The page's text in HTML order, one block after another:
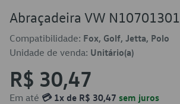
Abraçadeira VW N10701301
Compatibilidade: Fox, Golf, Jetta, Polo
Unidade de venda: Unitário(a)
R$ 30,47
Em até 💳 1x de R$ 30,47 sem juros